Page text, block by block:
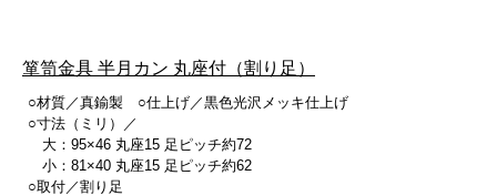
箪笥金具 半月カン 丸座付（割り足）
○材質／真鍮製 ○仕上げ／黒色光沢メッキ仕上げ
○寸法（ミリ）／
大：95×46 丸座15 足ピッチ約72
小：81×40 丸座15 足ピッチ約62
○取付／割り足